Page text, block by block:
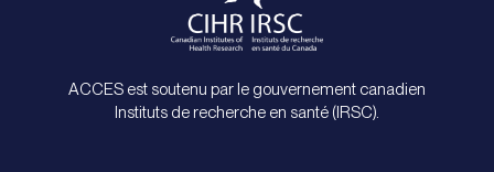
ACCES est soutenu par le gouvernement canadien
Instituts de recherche en santé (IRSC).